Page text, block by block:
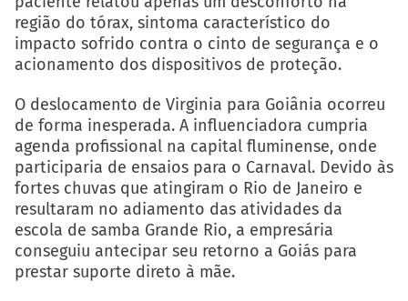
região do tórax, sintoma característico do
impacto sofrido contra o cinto de segurança e o
acionamento dos dispositivos de proteção.
O deslocamento de Virginia para Goiânia ocorreu
de forma inesperada. A influenciadora cumpria
agenda profissional na capital fluminense, onde
participaria de ensaios para o Carnaval. Devido às
fortes chuvas que atingiram o Rio de Janeiro e
resultaram no adiamento das atividades da
escola de samba Grande Rio, a empresária
conseguiu antecipar seu retorno a Goiás para
prestar suporte direto à mãe.